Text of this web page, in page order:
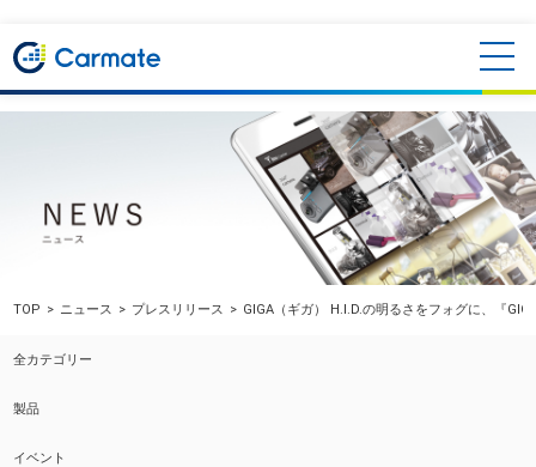
TOP ニュース プレスリリース GIGA（ギガ） H.I.D.の明るさをフォグに、『
全カテゴリー
製品
イベント